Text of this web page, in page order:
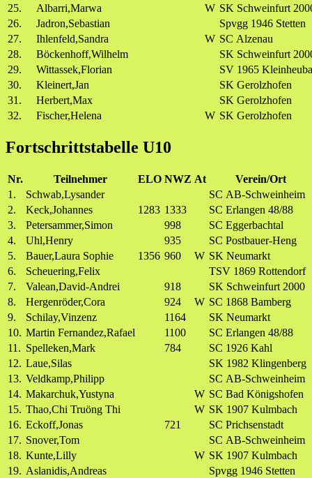
25.
Albarri,Marwa W SK Schweinfurt
26.
Jadron,Sebastian
Spvgg 1946 Stetten
27.
Ihlenfeld,Sandra W SC Alzenau
28.
Böckenhoff,Wilhelm
SK Schweinfurt
29.
Wittassek,Florian
SV 1965
30.
Kleinert,Jan
SK Gerolzhofen
31.
Herbert,Max
SK Gerolzhofen
32.
Fischer,Helena W SK Gerolzhofen
Fortschrittstabelle U10
Nr. Teilnehmer ELO NWZ At
Verein/Ort
1.
Schwab,Lysander
SC AB-Schweinheim
2.
Keck,Johannes 1283 1333
SC Erlangen 48/88
3.
Petersammer,Simon 998
SC Eggerbachtal
4.
Uhl,Henry 935
SC Postbauer-Heng
5.
Bauer,Laura Sophie 1356 960 W SK Neumarkt
6.
Scheuering,Felix
TSV 1869 Rottendorf
7.
Valean,David-Andrei 918
SK Schweinfurt 2000
8.
Hergenröder,Cora 924 W SC 1868 Bamberg
9.
Schilay,Vinzenz 1164
SK Neumarkt
10. Martin Fernandez,Rafael 1100
SC Erlangen 48/88
11. Spelleken,Mark 784
SC 1926 Kahl
12. Laue,Silas
SK 1982 Klingenberg
13. Veldkamp,Philipp
SC AB-Schweinheim
14. Makarchuk,Yustyna W SC Bad Königshofen
15. Thao,Chi Truöng Thi W SK 1907 Kulmbach
16. Eckoff,Jonas 721
SC Prichsenstadt
17. Snover,Tom
SC AB-Schweinheim
18. Kunte,Lilly W SK 1907 Kulmbach
19. Aslanidis,Andreas
Spvgg 1946 Stetten